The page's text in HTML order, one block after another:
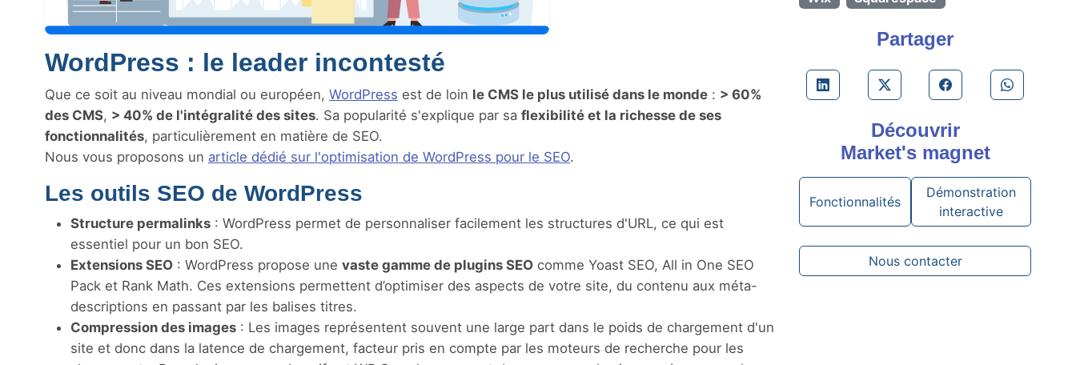
WordPress : le leader incontesté
Que ce soit au niveau mondial ou européen, WordPress est de loin le CMS le plus utilisé dans le monde : > 60%
des CMS, > 40% de l'intégralité des sites. Sa popularité s'explique par sa flexibilité et la richesse de ses
fonctionnalités, particulièrement en matière de SEO.
Nous vous proposons un article dédié sur l'optimisation de WordPress pour le SEO.
Les outils SEO de WordPress
Structure permalinks : WordPress permet de personnaliser facilement les structures d'URL, ce qui est
essentiel pour un bon SEO.
Extensions SEO : WordPress propose une vaste gamme de plugins SEO comme Yoast SEO, All in One SEO
Pack et Rank Math. Ces extensions permettent d’optimiser des aspects de votre site, du contenu aux méta-
descriptions en passant par les balises titres.
Compression des images : Les images représentent souvent une large part dans le poids de chargement d'un
site et donc dans la latence de chargement, facteur pris en compte par les moteurs de recherche pour les
Partager
Découvrir
Market's magnet
Fonctionnalités
Démonstration
interactive
Nous contacter